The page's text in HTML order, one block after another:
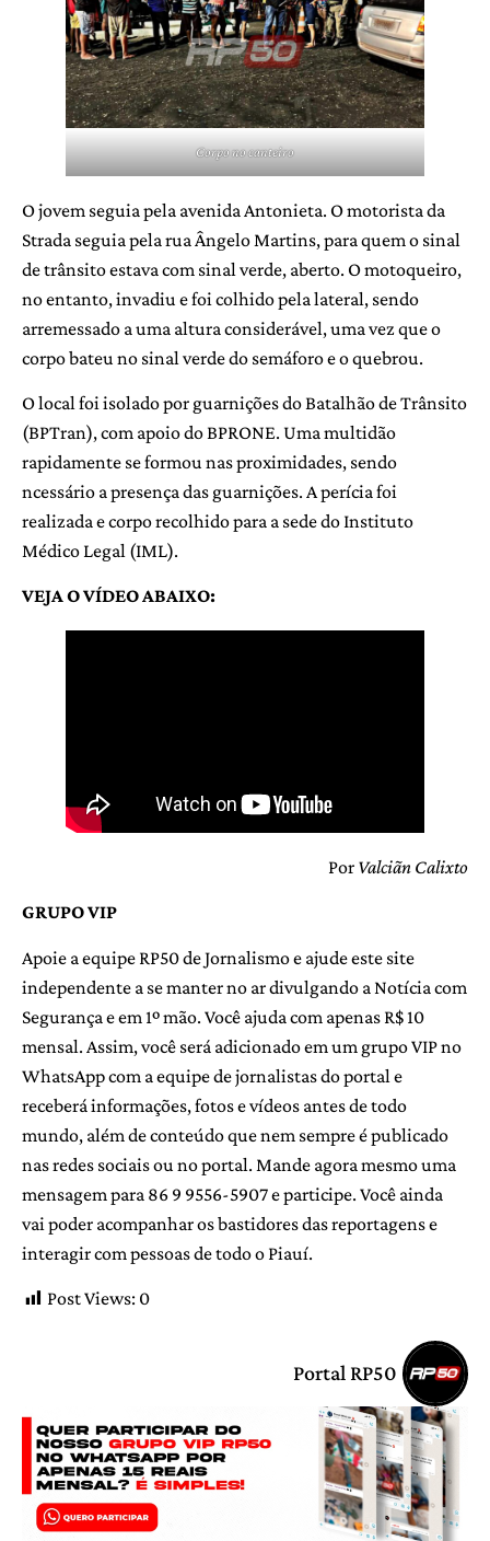
Corpo no canteiro
O jovem seguia pela avenida Antonieta. O motorista da
Strada seguia pela rua Ângelo Martins, para quem o sinal
de trânsito estava com sinal verde, aberto. O motoqueiro,
no entanto, invadiu e foi colhido pela lateral, sendo
arremessado a uma altura considerável, uma vez que o
corpo bateu no sinal verde do semáforo e o quebrou.
O local foi isolado por guarnições do Batalhão de Trânsito
(BPTran), com apoio do BPRONE. Uma multidão
rapidamente se formou nas proximidades, sendo
ncessário a presença das guarnições. A perícia foi
realizada e corpo recolhido para a sede do Instituto
Médico Legal (IML).
VEJA O VÍDEO ABAIXO:
Por Valciãn Calixto
GRUPO VIP
Apoie a equipe RP50 de Jornalismo e ajude este site
independente a se manter no ar divulgando a Notícia com
Segurança e em 1º mão. Você ajuda com apenas R$ 10
mensal. Assim, você será adicionado em um grupo VIP no
WhatsApp com a equipe de jornalistas do portal e
receberá informações, fotos e vídeos antes de todo
mundo, além de conteúdo que nem sempre é publicado
nas redes sociais ou no portal. Mande agora mesmo uma
mensagem para 86 9 9556-5907 e participe. Você ainda
vai poder acompanhar os bastidores das reportagens e
interagir com pessoas de todo o Piauí.
Post Views: 0
Portal RP50